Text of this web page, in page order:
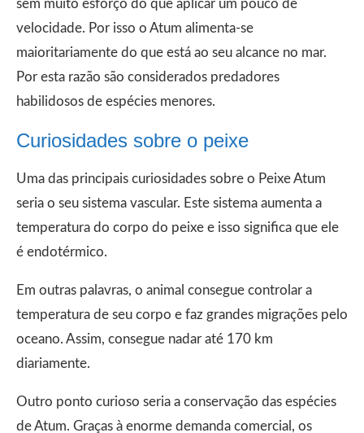
sem muito esforço do que aplicar um pouco de
velocidade. Por isso o Atum alimenta-se
maioritariamente do que está ao seu alcance no mar.
Por esta razão são considerados predadores
habilidosos de espécies menores.
Curiosidades sobre o peixe
Uma das principais curiosidades sobre o Peixe Atum
seria o seu sistema vascular. Este sistema aumenta a
temperatura do corpo do peixe e isso significa que ele
é endotérmico.
Em outras palavras, o animal consegue controlar a
temperatura de seu corpo e faz grandes migrações pelo
oceano. Assim, consegue nadar até 170 km
diariamente.
Outro ponto curioso seria a conservação das espécies
de Atum. Graças à enorme demanda comercial, os